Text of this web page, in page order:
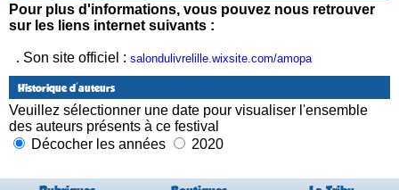
Pour plus d'informations, vous pouvez nous retrouver
sur les liens internet suivants :
. Son site officiel : salondulivrelille.wixsite.com/amopa
Historique d'auteurs
Veuillez sélectionner une date pour visualiser l'ensemble
des auteurs présents à ce festival
Décocher les années
2020